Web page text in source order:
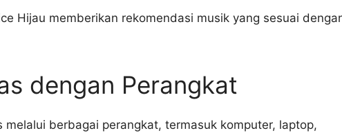
Hijau memberikan rekomendasi musik yang sesuai
dengan Perangkat
berbagai perangkat, termasuk komputer, laptop,